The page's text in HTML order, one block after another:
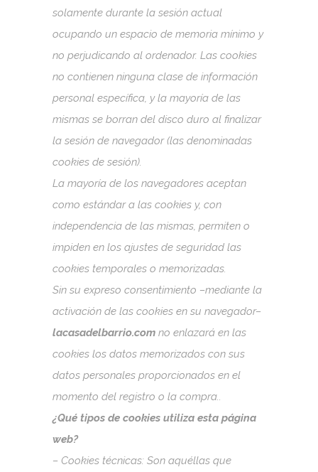
solamente durante la sesión actual
ocupando un espacio de memoria mínimo y
no perjudicando al ordenador. Las cookies
no contienen ninguna clase de información
personal específica, y la mayoría de las
mismas se borran del disco duro al finalizar
la sesión de navegador (las denominadas
cookies de sesión).
La mayoría de los navegadores aceptan
como estándar a las cookies y, con
independencia de las mismas, permiten o
impiden en los ajustes de seguridad las
cookies temporales o memorizadas.
Sin su expreso consentimiento –mediante la
activación de las cookies en su navegador–
lacasadelbarrio.com no enlazará en las
cookies los datos memorizados con sus
datos personales proporcionados en el
momento del registro o la compra..
¿Qué tipos de cookies utiliza esta página
web?
– Cookies técnicas: Son aquéllas que